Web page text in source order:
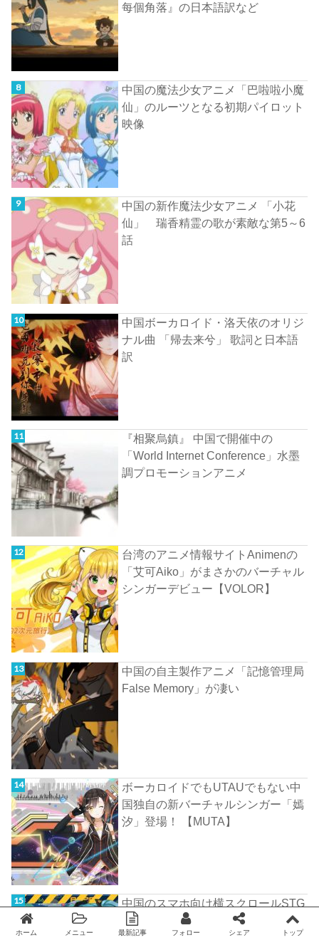
每個角落』の日本語訳など
中国の魔法少女アニメ「巴啦啦小魔
仙」のルーツとなる初期パイロット
映像
中国の新作魔法少女アニメ 「小花
仙」 瑞香精霊の歌が素敵な第5～6
話
中国ボーカロイド・洛天依のオリジ
ナル曲 「帰去来兮」 歌詞と日本語
訳
『相聚烏鎮』 中国で開催中の
「World Internet Conference」水墨
調プロモーションアニメ
台湾のアニメ情報サイトAnimenの
「艾可Aiko」がまさかのバーチャル
シンガーデビュー【VOLOR】
中国の自主製作アニメ「記憶管理局
False Memory」が凄い
ボーカロイドでもUTAUでもない中
国独自の新バーチャルシンガー「嫣
汐」登場！ 【MUTA】
中国のスマホ向け横スクロールSTG
「雷霆戦姫」 のPV
ホーム メニュー 最新記事 フォロー シェア トップ
Twitter facebook